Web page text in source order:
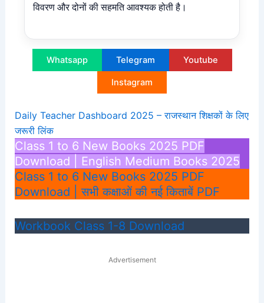
विवरण और दोनों की सहमति आवश्यक होती है।
Whatsapp Telegram Youtube
Instagram
Daily Teacher Dashboard 2025 – राजस्थान शिक्षकों के लिए
जरूरी लिंक
Class 1 to 6 New Books 2025 PDF
Download | English Medium Books 2025
Class 1 to 6 New Books 2025 PDF
Download | सभी कक्षाओं की नई किताबें PDF
Workbook Class 1-8 Download
Advertisement